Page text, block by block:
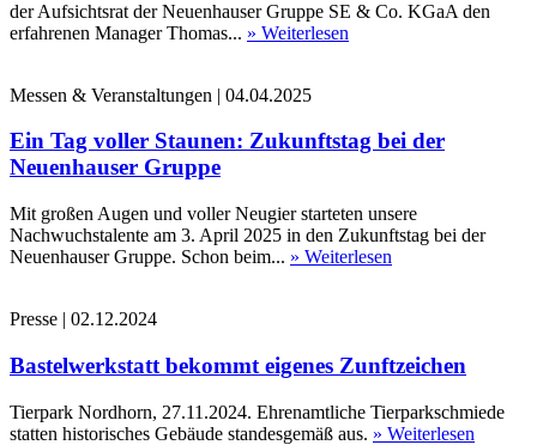
der Aufsichtsrat der Neuenhauser Gruppe SE & Co. KGaA den
erfahrenen Manager Thomas... » Weiterlesen
Messen & Veranstaltungen | 04.04.2025
Ein Tag voller Staunen: Zukunftstag bei der
Neuenhauser Gruppe
Mit großen Augen und voller Neugier starteten unsere
Nachwuchstalente am 3. April 2025 in den Zukunftstag bei der
Neuenhauser Gruppe. Schon beim... » Weiterlesen
Presse | 02.12.2024
Bastelwerkstatt bekommt eigenes Zunftzeichen
Tierpark Nordhorn, 27.11.2024. Ehrenamtliche Tierparkschmiede
statten historisches Gebäude standesgemäß aus. » Weiterlesen